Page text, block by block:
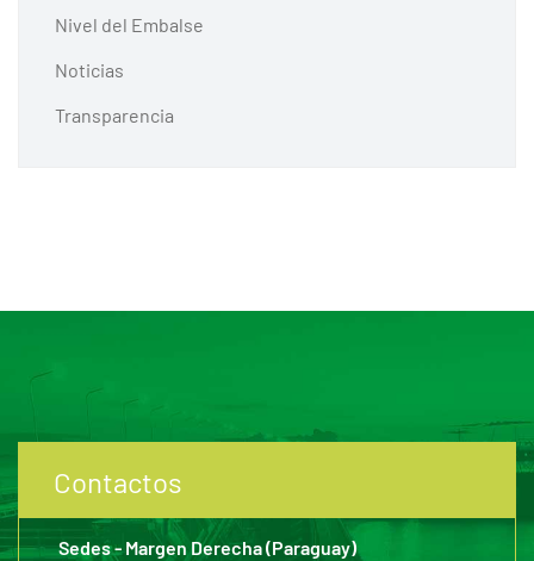
Nivel del Embalse
Noticias
Transparencia
Contactos
Sedes - Margen Derecha (Paraguay)